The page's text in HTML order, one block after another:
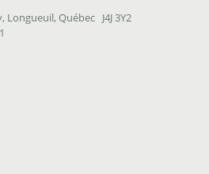
Longueuil, Québec J4J 3Y2